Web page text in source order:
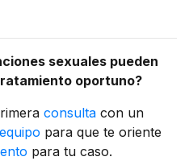
sexuales pueden
oportuno?
consulta con un
para que te oriente
para tu caso.